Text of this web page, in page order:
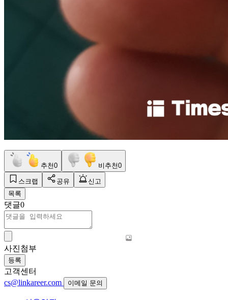
추천0 비추천0
스크랩 공유
신고
목록
댓글0
사진첨부
등록
고객센터
cs@linkareer.com
이메일 문의